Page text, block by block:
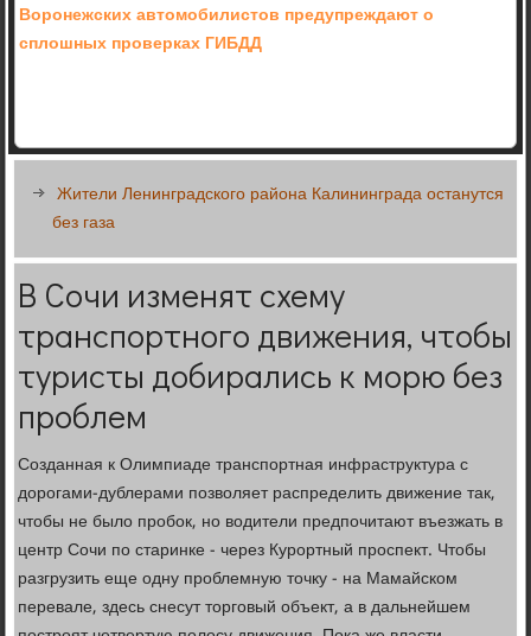
Воронежских автомобилистов предупреждают о
сплошных проверках ГИБДД
Жители Ленинградского района Калининграда останутся
без газа
В Сочи изменят схему
транспортного движения, чтобы
туристы добирались к морю без
проблем
Созданная к Олимпиаде транспортная инфраструктура с
дорогами-дублерами позволяет распределить движение так,
чтобы не было пробок, но водители предпочитают въезжать в
центр Сочи по старинке - через Курортный проспект. Чтобы
разгрузить еще одну проблемную точку - на Мамайском
перевале, здесь снесут торговый объект, а в дальнейшем